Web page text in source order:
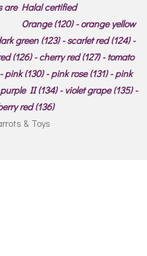
are Halal certified
- orange yellow
green (123) - scarlet red (124) -
(126) - cherry red (127) - tomato
pink (130) - pink rose (131) - pink
II (134) - violet grape (135) -
red (136)
& Toys